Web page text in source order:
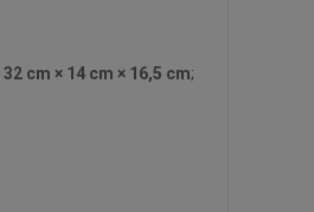
32 cm × 14 cm × 16,5 cm;